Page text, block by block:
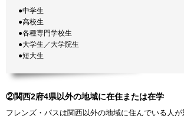
●中学生
●高校生
●各種専門学校生
●大学生／大学院生
●短大生
②関西2府4県以外の地域に在住または在学
フレンズ・パスは関西以外の地域に住んでいる人が